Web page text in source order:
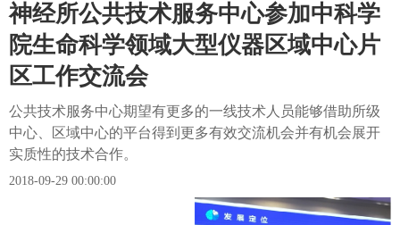
神经所公共技术服务中心参加中科学
院生命科学领域大型仪器区域中心片
区工作交流会
公共技术服务中心期望有更多的一线技术人员能够借助所级
中心、区域中心的平台得到更多有效交流机会并有机会展开
实质性的技术合作。
2018-09-29 00:00:00